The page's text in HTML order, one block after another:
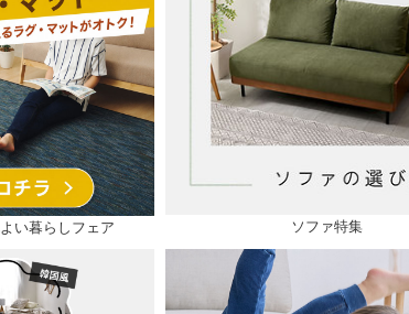
い暮らしフェア ソファ特集